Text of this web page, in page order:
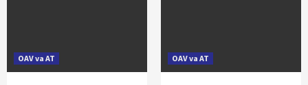
OAV va AT OAV va AT